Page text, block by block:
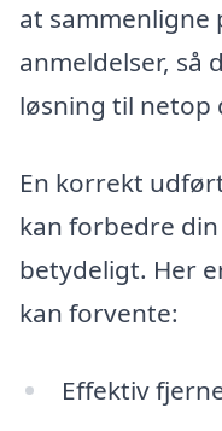
at sammenligne
anmeldelser, så
løsning til netop
En korrekt
kan forbedre
betydeligt. Her
kan forvente:
Effektiv